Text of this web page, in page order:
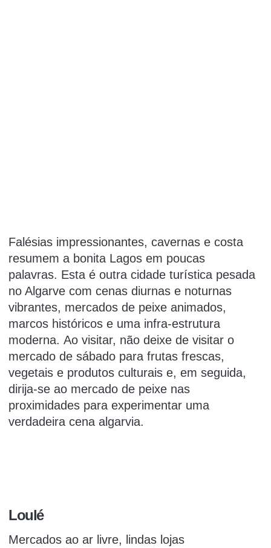
Falésias impressionantes, cavernas e costa
resumem a bonita Lagos em poucas
palavras. Esta é outra cidade turística pesada
no Algarve com cenas diurnas e noturnas
vibrantes, mercados de peixe animados,
marcos históricos e uma infra-estrutura
moderna. Ao visitar, não deixe de visitar o
mercado de sábado para frutas frescas,
vegetais e produtos culturais e, em seguida,
dirija-se ao mercado de peixe nas
proximidades para experimentar uma
verdadeira cena algarvia.
Loulé
Mercados ao ar livre, lindas lojas